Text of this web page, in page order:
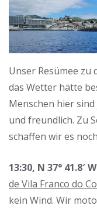
Unser Resümee zu
das Wetter hätte
Menschen hier
und freundlich. Zu
schaffen wir es
13:30, N 37° 41.8′
de Vila Franco do
kein Wind. Wir